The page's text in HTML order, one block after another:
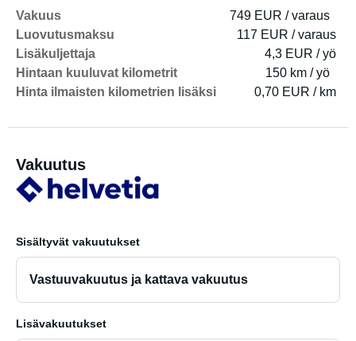
Vakuus
749 EUR / varaus
Luovutusmaksu
117 EUR / varaus
Lisäkuljettaja
4,3 EUR / yö
Hintaan kuuluvat kilometrit
150 km / yö
Hinta ilmaisten kilometrien lisäksi
0,70 EUR / km
Vakuutus
Sisältyvät vakuutukset
Vastuuvakuutus ja kattava vakuutus
Lisävakuutukset